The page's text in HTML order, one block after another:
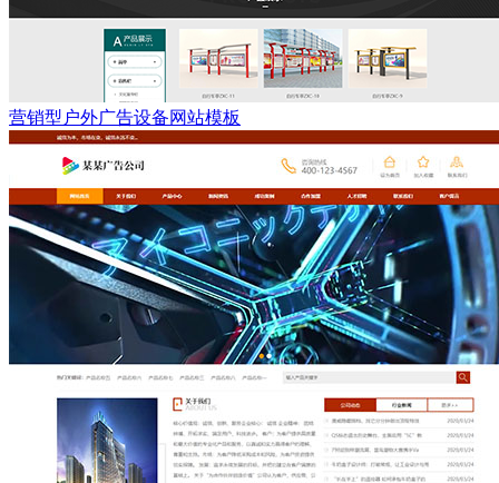
营销型户外广告设备网站模板